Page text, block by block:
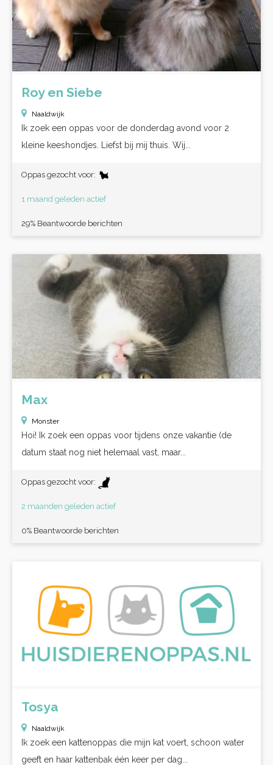
Roy en Siebe
Naaldwijk
Ik zoek een oppas voor de donderdag avond voor 2
kleine keeshondjes. Liefst bij mij thuis. Wij...
Oppas gezocht voor:
1 maand geleden actief
29% Beantwoorde berichten
Max
Monster
Hoi! Ik zoek een oppas voor tijdens onze vakantie (de
datum staat nog niet helemaal vast, maar...
Oppas gezocht voor:
2 maanden geleden actief
0% Beantwoorde berichten
Tosya
Naaldwijk
Ik zoek een kattenoppas die mijn kat voert, schoon water
geeft en haar kattenbak één keer per dag...